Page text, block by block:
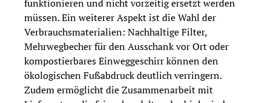
funktionieren und nicht vorzeitig ersetzt werden
müssen. Ein weiterer Aspekt ist die Wahl der
Verbrauchsmaterialien: Nachhaltige Filter,
Mehrwegbecher für den Ausschank vor Ort oder
kompostierbares Einweggeschirr können den
ökologischen Fußabdruck deutlich verringern.
Zudem ermöglicht die Zusammenarbeit mit